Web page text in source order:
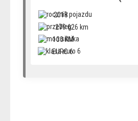
2018
279 626 km
130 KM
EURO 6